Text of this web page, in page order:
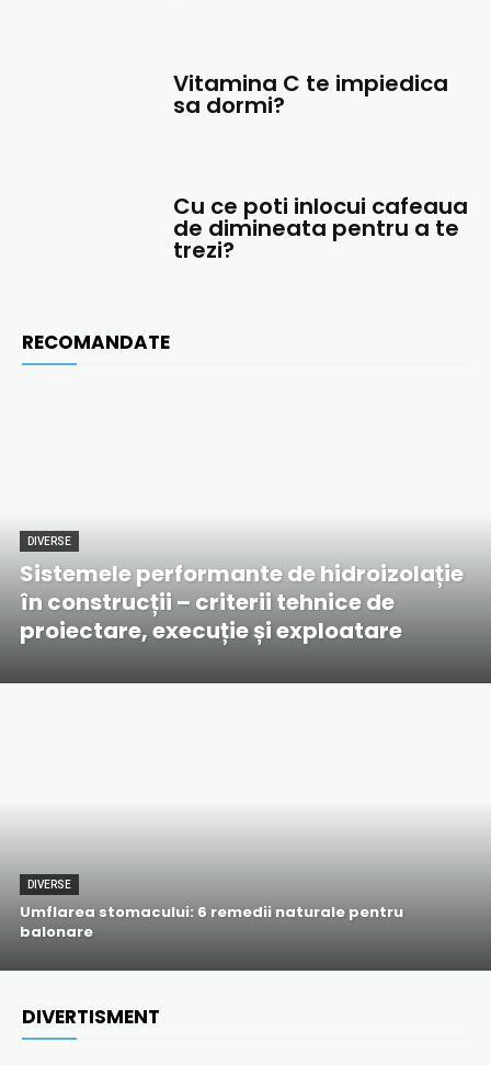
Vitamina C te impiedica
sa dormi?
Cu ce ​​poti inlocui cafeaua
de dimineata pentru a te
trezi?
RECOMANDATE
DIVERSE
Sistemele performante de hidroizolație
în construcții – criterii tehnice de
proiectare, execuție și exploatare
DIVERSE
Umflarea stomacului: 6 remedii naturale pentru
balonare
DIVERTISMENT